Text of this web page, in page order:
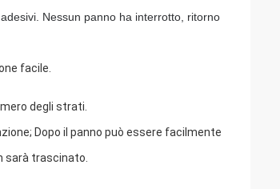
Nessun panno ha interrotto, ritorno
facile.
degli strati.
Dopo il panno può essere facilmente
sarà trascinato.